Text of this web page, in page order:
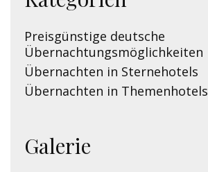
Preisgünstige deutsche
Übernachtungsmöglichkeiten
Übernachten in Sternehotels
Übernachten in Themenhotels
Galerie